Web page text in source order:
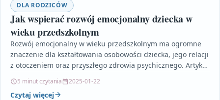
DLA RODZICÓW
Jak wspierać rozwój emocjonalny dziecka w
wieku przedszkolnym
Rozwój emocjonalny w wieku przedszkolnym ma ogromne
znaczenie dla kształtowania osobowości dziecka, jego relacji
z otoczeniem oraz przyszłego zdrowia psychicznego. Artykuł
5 minut czytania 2025-01-22
Czytaj więcej